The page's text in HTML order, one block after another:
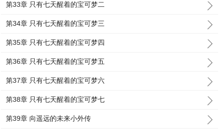
第33章 只有七天醒着的宝可梦二
第34章 只有七天醒着的宝可梦三
第35章 只有七天醒着的宝可梦四
第36章 只有七天醒着的宝可梦五
第37章 只有七天醒着的宝可梦六
第38章 只有七天醒着的宝可梦七
第39章 向遥远的未来小外传